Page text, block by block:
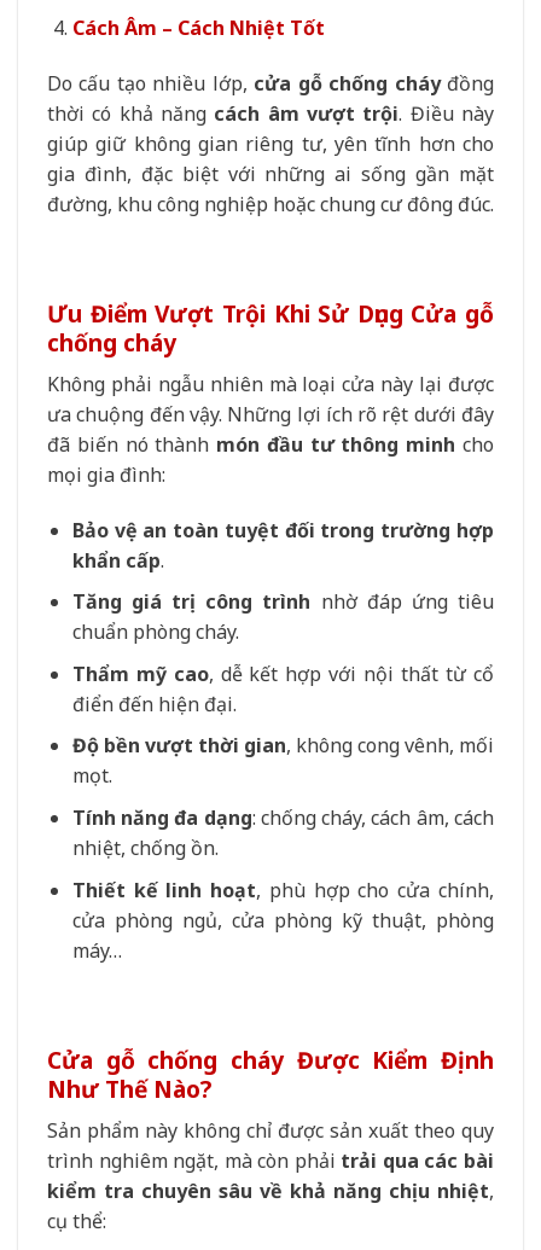
Cách Âm – Cách Nhiệt Tốt
Do cấu tạo nhiều lớp, cửa gỗ chống cháyđồng
thời có khả năng cách âm vượt trội. Điều này
giúp giữ không gian riêng tư, yên tĩnh hơn cho
gia đình, đặc biệt với những ai sống gần mặt
đường, khu công nghiệp hoặc chung cư đông đúc.
Ưu Điểm Vượt Trội Khi Sử Dụng Cửa gỗ
chống cháy
Không phải ngẫu nhiên mà loại cửa này lại được
ưa chuộng đến vậy. Những lợi ích rõ rệt dưới đây
đã biến nó thành món đầu tư thông minh cho
mọi gia đình:
Bảo vệ an toàn tuyệt đối trong trường hợp
khẩn cấp.
Tăng giá trị công trình nhờ đáp ứng tiêu
chuẩn phòng cháy.
Thẩm mỹ cao, dễ kết hợp với nội thất từ cổ
điển đến hiện đại.
Độ bền vượt thời gian, không cong vênh, mối
mọt.
Tính năng đa dạng: chống cháy, cách âm, cách
nhiệt, chống ồn.
Thiết kế linh hoạt, phù hợp cho cửa chính,
cửa phòng ngủ, cửa phòng kỹ thuật, phòng
máy…
Cửa gỗ chống cháy Được Kiểm Định
Như Thế Nào?
Sản phẩm này không chỉ được sản xuất theo quy
trình nghiêm ngặt, mà còn phải trải qua các bài
kiểm tra chuyên sâu về khả năng chịu nhiệt,
cụ thể: